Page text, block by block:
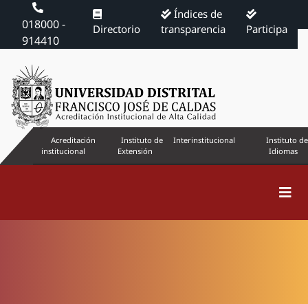
018000 -
914410
Directorio
Índices de
transparencia
Participa
Acreditación
institucional
Instituto de
Extensión
Interinstitucional
Instituto de
Idiomas